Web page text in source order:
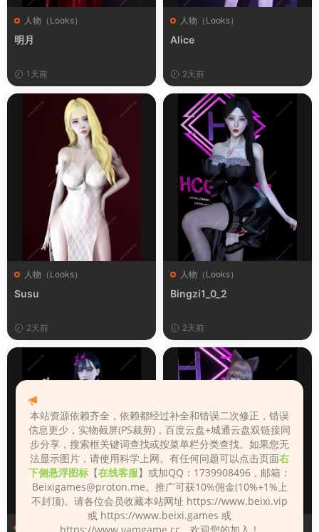
人物（Looks）
明月
1天前
人物（Looks）
Alice
2天前
人物（Looks）
Susu
2天前
人物（Looks）
Bingzi1_0_2
2天前
人物（Looks） 人物（Looks）
本站资源依赖齐全，依赖都经过补全和错误二次修正，错误
信息更少，实物截屏(PS裁剪)，百度云盘+城通云盘双链接同
步分享，搜索框关键词查找或按菜单栏分类查找。如果您无
法显示图片，请使用科学上网。有任何问题可以点击页面右
下侧悬浮图标 【在线客服】或加QQ：1739908496，邮箱：
Beixigames@proton.me。推广可获10%佣金(10%+1%上
不封顶)。请各位会员收藏本站网址 https://www.beixi.vip
或 https://www.beixi.games 或